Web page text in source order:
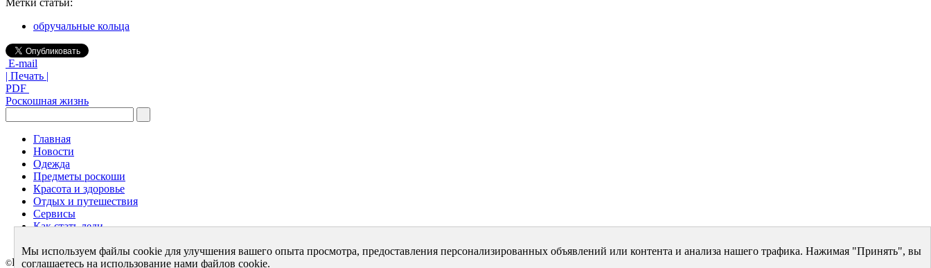
обручальные кольца
E-mail
| Печать |
PDF
Роскошная жизнь
Главная
Новости
Одежда
Предметы роскоши
Красота и здоровье
Отдых и путешествия
Сервисы
Как стать леди
©LuxeMag.ru 2005 - 2026
Мы используем файлы cookie для улучшения вашего опыта просмотра, предоставления персонализированных объявлений или контента и анализа нашего трафика. Нажимая "Принять", вы
соглашаетесь на использование нами файлов cookie.